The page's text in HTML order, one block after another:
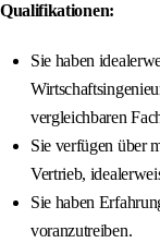
Qualifikationen:
Sie haben
vergleichbaren
Sie verfügen über
Vertrieb,
Sie haben
voranzutreiben.